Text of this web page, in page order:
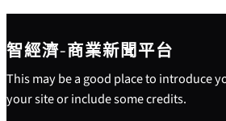
智經濟-商業新聞平台
This may be a good place to introduce
your site or include some credits.